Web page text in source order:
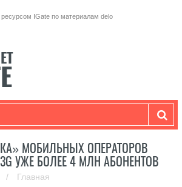
IGate по материалам delo
МОБИЛЬНЫХ ОПЕРАТОРОВ
УЖЕ БОЛЕЕ 4 МЛН АБОНЕНТОВ
/ Главная